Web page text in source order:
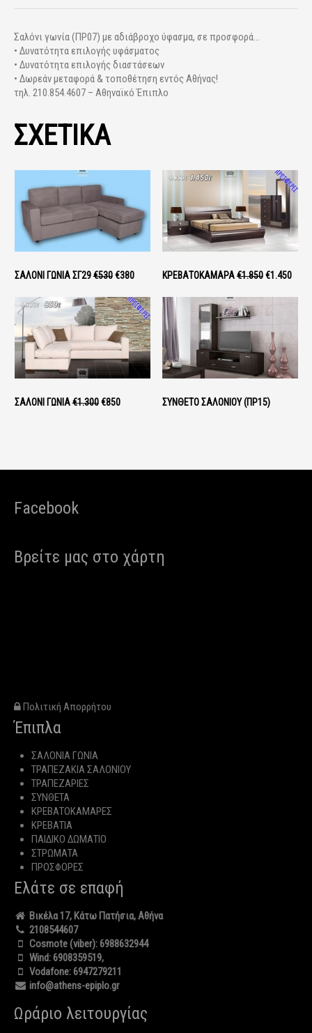
Σαλόνι γωνία (ΠΡ07) με αδιάβροχο ύφασμα, σε προσφορά...
• Δυνατότητα επιλογής υφάσματος
• Δυνατότητα επιλογής διαστάσεων
• Δωρεάν μεταφορά & τοποθέτηση εντός Αθήνας!
τηλ. 210.854.4607 – Αθηναϊκό Έπιπλο
ΣΧΕΤΙΚΑ
ΣΑΛΌΝΙ ΓΩΝΊΑ ΣΓ29€530€380 ΚΡΕΒΑΤΟΚΆΜΑΡΑ€1.850€1.450
ΣΑΛΌΝΙ ΓΩΝΊΑ€1.300€850 ΣΎΝΘΕΤΟ ΣΑΛΟΝΙΟΎ (ΠΡ15)
Facebook
Βρείτε μας στο χάρτη
Πολιτική Απορρήτου
Έπιπλα
ΣΑΛΟΝΙΑ ΓΩΝΙΑ
ΤΡΑΠΕΖΑΚΙΑ ΣΑΛΟΝΙΟΥ
ΤΡΑΠΕΖΑΡΙΕΣ
ΣΥΝΘΕΤΑ
ΚΡΕΒΑΤΟΚΑΜΑΡΕΣ
ΚΡΕΒΑΤΙΑ
ΠΑΙΔΙΚΟ ΔΩΜΑΤΙΟ
ΣΤΡΩΜΑΤΑ
ΠΡΟΣΦΟΡΕΣ
Ελάτε σε επαφή
Βικέλα 17, Κάτω Πατήσια, Αθήνα
2108544607
Cosmote (viber):6988632944
Wind:6908359519,
Vodafone:6947279211
info@athens-epiplo.gr
Ωράριο λειτουργίας